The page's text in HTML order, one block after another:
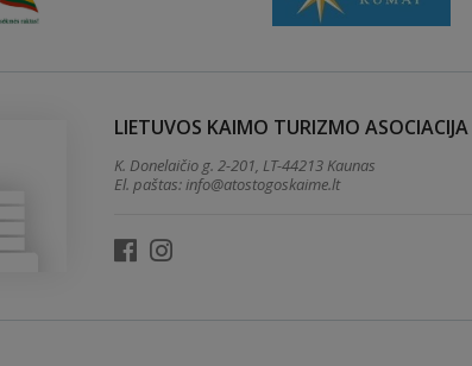
LIETUVOS KAIMO TURIZMO ASOCIACIJA
K. Donelaičio g. 2-201, LT-44213 Kaunas
El. paštas:info@atostogoskaime.lt